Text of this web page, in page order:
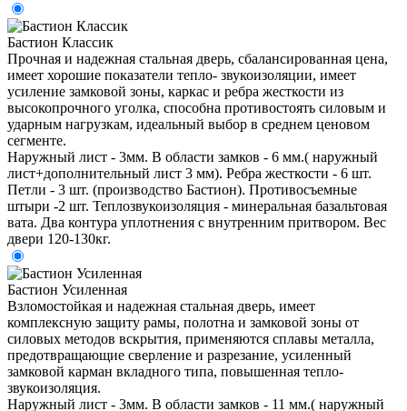
Бастион Классик
Прочная и надежная стальная дверь, сбалансированная цена,
имеет хорошие показатели тепло- звукоизоляции, имеет
усиление замковой зоны, каркас и ребра жесткости из
высокопрочного уголка, способна противостоять силовым и
ударным нагрузкам, идеальный выбор в среднем ценовом
сегменте.
Наружный лист - 3мм. В области замков - 6 мм.( наружный
лист+дополнительный лист 3 мм). Ребра жесткости - 6 шт.
Петли - 3 шт. (производство Бастион). Противосъемные
штыри -2 шт. Теплозвукоизоляция - минеральная базальтовая
вата. Два контура уплотнения с внутренним притвором. Вес
двери 120-130кг.
Бастион Усиленная
Взломостойкая и надежная стальная дверь, имеет
комплексную защиту рамы, полотна и замковой зоны от
силовых методов вскрытия, применяются сплавы металла,
предотвращающие сверление и разрезание, усиленный
замковой карман вкладного типа, повышенная тепло-
звукоизоляция.
Наружный лист - 3мм. В области замков - 11 мм.( наружный